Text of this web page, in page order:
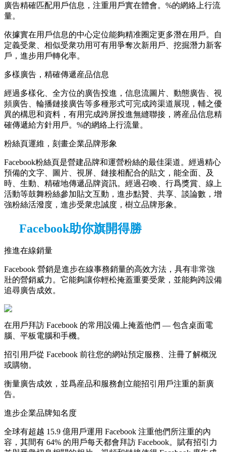
廣告精確匹配用戶信息，注重用戶實在體會。%的網絡上行流
量。
依據實在用戶信息的中心定位能夠精准圈定更多潛在用戶。自
定義受衆、相似受衆功用可有用爭奪次新用戶、挖掘潛力新客
戶，進步用戶轉化率。
多樣廣告，精確傳遞産品信息
經過多樣化、全方位的廣告投進，信息流圖片、動態廣告、視
頻廣告、輪播鏈接廣告等多種形式可完成跨渠道展現，輔之優
異的構思和資料，有用完成跨屏投進無縫聯接，將産品信息精
確傳遞給方針用戶。%的網絡上行流量。
粉絲頁運維，刻畫企業品牌形象
Facebook粉絲頁是營建品牌和運營粉絲的最佳渠道。經過精心
預備的文字、圖片、視屏、鏈接相配合的貼文，能全面、及
時、生動、精確地傳遞品牌資訊。經過召喚、行爲獎賞、線上
活動等鼓舞粉絲參加貼文互動，進步點贊、共享、談論數，增
強粉絲活潑度，進步受衆忠誠度，樹立品牌形象。
Facebook助你旗開得勝
推進在線銷量
Facebook 營銷是進步在線事務銷量的高效方法，具有非常強
壯的營銷威力。它能夠讓你輕松掩蓋重要受衆，並能夠跨設備
追尋廣告成效。
在用戶拜訪 Facebook 的常用設備上掩蓋他們 — 包含桌面電
腦、平板電腦和手機。
招引用戶從 Facebook 前往您的網站預定服務、注冊了解概況
或購物。
衡量廣告成效，並爲産品和服務創立能招引用戶注重的新廣
告。
進步企業品牌知名度
全球有超越 15.9 億用戶運用 Facebook 注重他們所注重的內
容，其間有 64% 的用戶每天都會拜訪 Facebook。賦有招引力